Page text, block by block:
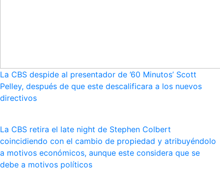
La CBS despide al presentador de ’60 Minutos’ Scott
Pelley, después de que este descalificara a los nuevos
directivos
La CBS retira el late night de Stephen Colbert
coincidiendo con el cambio de propiedad y atribuyéndolo
a motivos económicos, aunque este considera que se
debe a motivos políticos